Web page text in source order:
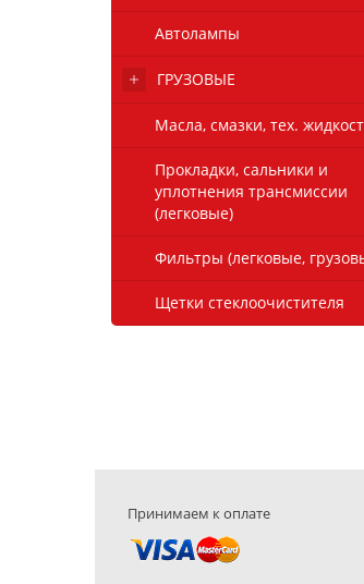
Автолампы
ГРУЗОВЫЕ
Масла, смазки, тех.
Прокладки, сальники и
уплотнения трансмиссии
(легковые)
Фильтры (легковые,
Щетки стеклоочистителя
Принимаем к оплате